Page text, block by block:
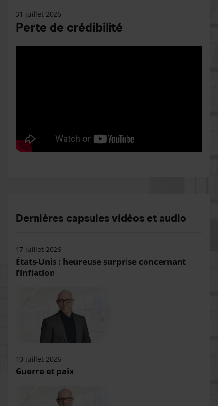
31 juillet 2026
Perte de crédibilité
Dernières capsules vidéos et audio
17 juillet 2026
États-Unis : heureuse surprise concernant
l’inflation
10 juillet 2026
Guerre et paix